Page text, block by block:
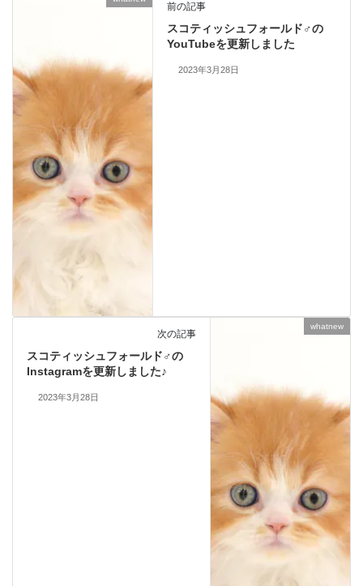
前の記事
スコティッシュフォールド♂の
YouTubeを更新しました
2023年3月28日
whatnew
次の記事
スコティッシュフォールド♂の
Instagramを更新しました♪
2023年3月28日